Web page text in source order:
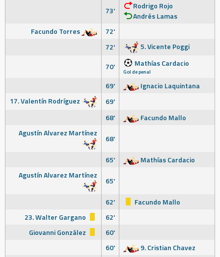
73'
Rodrigo Rojo
Andrés Lamas
Facundo Torres
72'
72'
5. Vicente Poggi
70'
Mathías Cardacio
Gol de penal
69'
Ignacio Laquintana
17. Valentín Rodríguez
69'
68'
Facundo Mallo
Agustín Alvarez Martínez
68'
65'
Mathías Cardacio
Agustín Alvarez Martínez
65'
62'
Facundo Mallo
23. Walter Gargano
62'
Giovanni González
60'
60'
9. Cristian Chavez